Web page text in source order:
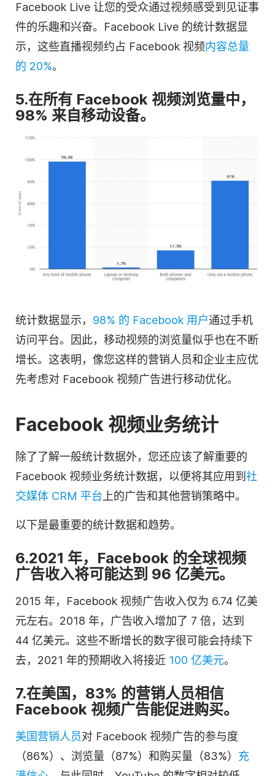
Facebook Live 让您的受众通过视频感受到见证事
件的乐趣和兴奋。Facebook Live 的统计数据显
示，这些直播视频约占 Facebook 视频内容总量
的 20%。
5.在所有 Facebook 视频浏览量中，
98% 来自移动设备。
统计数据显示， 98% 的 Facebook 用户通过手机
访问平台。因此，移动视频的浏览量似乎也在不断
增长。这表明，像您这样的营销人员和企业主应优
先考虑对 Facebook 视频广告进行移动优化。
Facebook 视频业务统计
除了了解一般统计数据外，您还应该了解重要的
Facebook 视频业务统计数据，以便将其应用到 社
交媒体 CRM 平台上的广告和其他营销策略中。
以下是最重要的统计数据和趋势。
6.2021 年，Facebook 的全球视频
广告收入将可能达到 96 亿美元。
2015 年，Facebook 视频广告收入仅为 6.74 亿美
元左右。2018 年，广告收入增加了 7 倍，达到
44 亿美元。这些不断增长的数字很可能会持续下
去，2021 年的预期收入将接近 100 亿美元。
7.在美国，83% 的营销人员相信
Facebook 视频广告能促进购买。
美国营销人员对 Facebook 视频广告的参与度
（86%）、浏览量（87%）和购买量（83%） 充